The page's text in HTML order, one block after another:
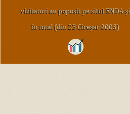
vizitatori au poposit pe situl ENDA şi
în total (din 23 Cireşar 2003)